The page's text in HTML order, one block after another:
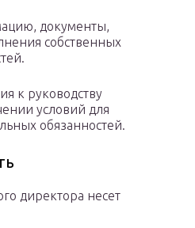
документы,
собственных
к руководству
условий для
обязанностей.
директора несет